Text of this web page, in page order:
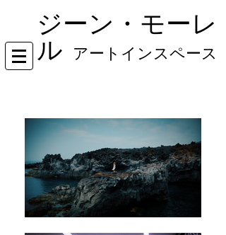
ジーン・モーレ
ル
アートインスペース